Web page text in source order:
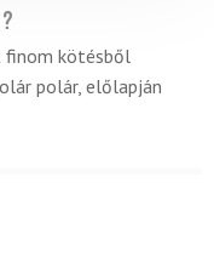
finom kötésből
polár, előlapján